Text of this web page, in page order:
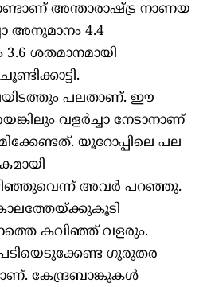
അന്താരാഷ്ട്ര നാണയ
അനുമാനം 4.4
ശതമാനമായി
പലതാണ്. ഈ
വളര്‍ച്ചാ നേടാനാണ്
യൂറോപ്പിലെ പല
അവര്‍ പറഞ്ഞു.
കവിഞ്ഞ് വളരും.
ഗുരുതര
കേന്ദ്രബാങ്കുകള്‍